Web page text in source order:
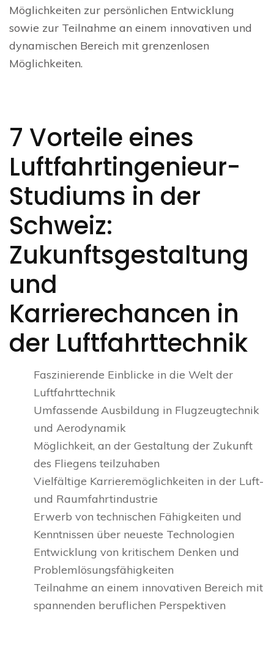
Möglichkeiten zur persönlichen Entwicklung
sowie zur Teilnahme an einem innovativen und
dynamischen Bereich mit grenzenlosen
Möglichkeiten.
7 Vorteile eines
Luftfahrtingenieur-
Studiums in der
Schweiz:
Zukunftsgestaltung
und
Karrierechancen in
der Luftfahrttechnik
Faszinierende Einblicke in die Welt der
Luftfahrttechnik
Umfassende Ausbildung in Flugzeugtechnik
und Aerodynamik
Möglichkeit, an der Gestaltung der Zukunft
des Fliegens teilzuhaben
Vielfältige Karrieremöglichkeiten in der Luft-
und Raumfahrtindustrie
Erwerb von technischen Fähigkeiten und
Kenntnissen über neueste Technologien
Entwicklung von kritischem Denken und
Problemlösungsfähigkeiten
Teilnahme an einem innovativen Bereich mit
spannenden beruflichen Perspektiven